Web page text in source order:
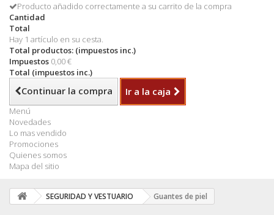
Producto añadido correctamente a su carrito de la compra
Cantidad
Total
Hay 1 artículo en su cesta.
Total productos: (impuestos inc.)
Impuestos 0,00 €
Total (impuestos inc.)
Continuar la compra Ir a la caja
Menú
Novedades
Lo mas vendido
Promociones
Quienes somos
Mapa del sitio
SEGURIDAD Y VESTUARIO Guantes de piel